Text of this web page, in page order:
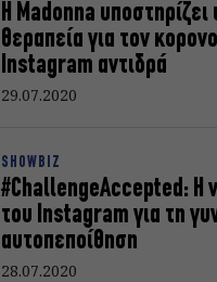
Η Madonna υποστηρίζει
θεραπεία για τον
Instagram αντιδρά
29.07.2020
SHOWBIZ
#ChallengeAccepted: Η
του Instagram για τη
αυτοπεποίθηση
28.07.2020